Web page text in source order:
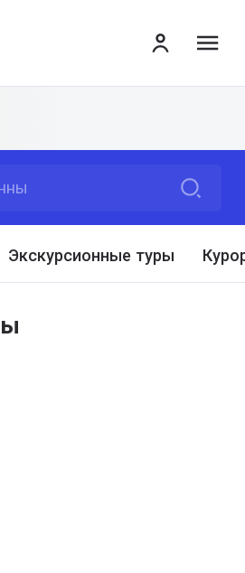
Экскурсионные туры